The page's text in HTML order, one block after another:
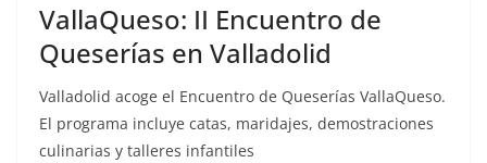
VallaQueso: II Encuentro de
Queserías en Valladolid
Valladolid acoge el Encuentro de Queserías VallaQueso.
El programa incluye catas, maridajes, demostraciones
culinarias y talleres infantiles